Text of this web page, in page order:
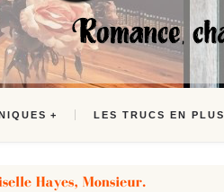
LES TRUCS EN PLUS